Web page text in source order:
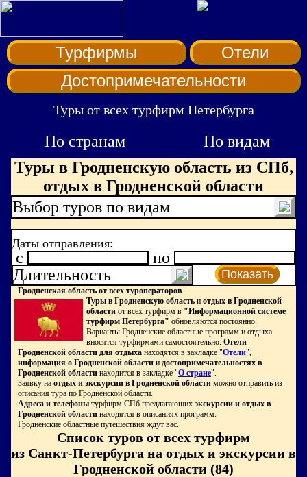
Турфирмы
Отели
Достопримечательности
Туры от всех турфирм Петербурга
По странам
По видам
Туры в Гродненскую область из СПб,
отдых в Гродненской области
Выбор туров по видам
Даты отправления:
c
по
Длительность
Показать
Гродненская область от всех туроператоров.
Туры в Гродненскую область и отдых в Гродненской
области от всех турфирм в "Информационной системе
турфирм Петербурга" обновляются постоянно.
Варианты Гродненские областные программ и отдыха
вносятся турфирмами самостоятельно. Отели
Гродненской области для отдыха находятся в закладке "Отели",
информация о Гродненской области и достопримечательностях в
Гродненской области находится в закладке "О стране".
Заявку на отдых и экскурсии в Гродненской области можно отправить из
описания тура по Гродненской области.
Адреса и телефоны турфирм СПб предлагающих экскурсии и отдых в
Гродненской области находятся в описаниях программ.
Гродненские областные путешествия ждут вас.
Список туров от всех турфирм
из Санкт-Петербурга на отдых и экскурсии в
Гродненской области (84)